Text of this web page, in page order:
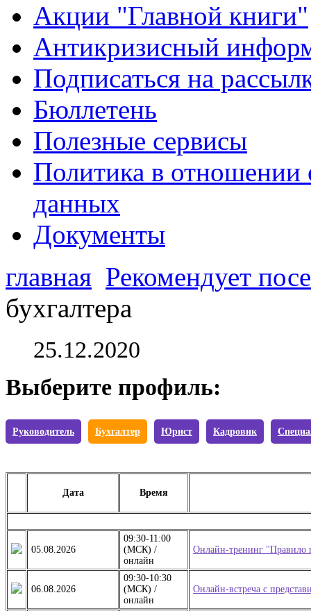
Акции "Главной книги"
Антикризисный
Подписаться на
Бюллетень
Полезные сервисы
Политика в отношении
данных
Документы
главная Рекомендует
бухгалтера
25.12.2020
Выберите профиль:
Руководитель Бухгалтер Юрист Кадровик
Дата Время
05.08.2026
09:30-11:00
(МСК) /
онлайн
Онлайн-тренинг "Правило
06.08.2026
09:30-10:30
(МСК) /
онлайн
Онлайн-встреча с